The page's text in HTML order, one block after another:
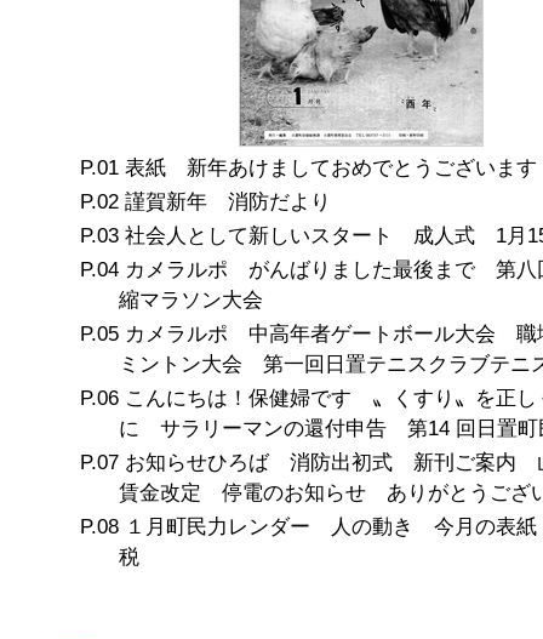
表紙 新年あけましておめでとうございます
謹賀新年 消防だより
社会人として新しいスタート 成人式 1月
カメラルポ がんばりました最後まで 第八
縮マラソン大会
カメラルポ 中高年者ゲートボール大会 職
ミントン大会 第一回日置テニスクラブテニ
こんにちは！保健婦です 〟くすり〟を正し
に サラリーマンの還付申告 第14 回日置町
お知らせひろば 消防出初式 新刊ご案内
賃金改定 停電のお知らせ ありがとうござ
１月町民力レンダー 人の動き 今月の表
税